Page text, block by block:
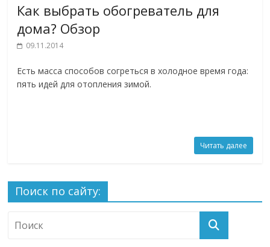
Как выбрать обогреватель для
дома? Обзор
09.11.2014
Есть масса способов согреться в холодное время года:
пять идей для отопления зимой.
Читать далее
Поиск по сайту: